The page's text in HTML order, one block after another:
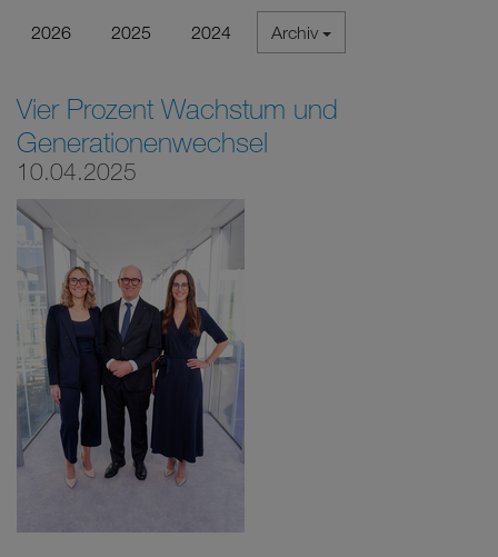
2026 2025 2024 Archiv
Vier Prozent Wachstum und
Generationenwechsel
10.04.2025